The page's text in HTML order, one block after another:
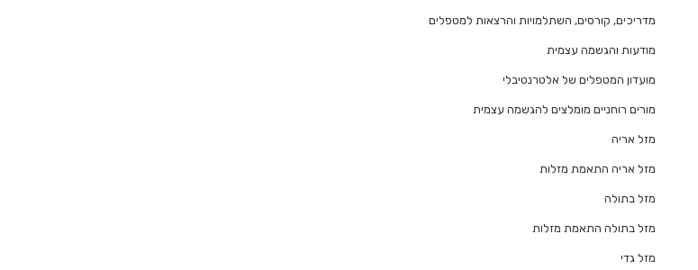
מדריכים, קורסים, השתלמויות והרצאות למטפלים
מודעות והגשמה עצמית
מועדון המטפלים של אלטרנטיבלי
מורים רוחניים מומלצים להגשמה עצמית
מזל אריה
מזל אריה התאמת מזלות
מזל בתולה
מזל בתולה התאמת מזלות
מזל גדי